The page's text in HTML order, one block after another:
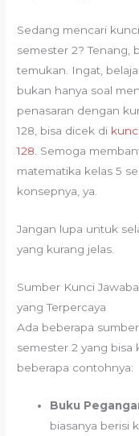
Sedang mencari
semester 2? Tenang,
temukan. Ingat,
bukan hanya soal
penasaran dengan
128, bisa dicek di
128 . Semoga
matematika kelas 5
konsepnya, ya.
Jangan lupa untuk
yang kurang jelas.
Sumber Kunci
yang Terpercaya
Ada beberapa
semester 2 yang
beberapa contohnya:
Buku
biasanya berisi